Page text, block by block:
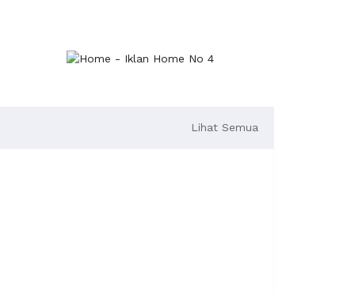
Lihat Semua